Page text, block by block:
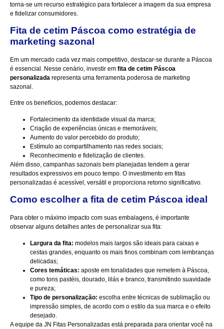
torna-se um recurso estratégico para fortalecer a imagem da sua empresa
e fidelizar consumidores.
Fita de cetim Páscoa como estratégia de
marketing sazonal
Em um mercado cada vez mais competitivo, destacar-se durante a Páscoa
é essencial. Nesse cenário, investir em fita de cetim Páscoa
personalizada representa uma ferramenta poderosa de marketing
sazonal.
Entre os benefícios, podemos destacar:
Fortalecimento da identidade visual da marca;
Criação de experiências únicas e memoráveis;
Aumento do valor percebido do produto;
Estímulo ao compartilhamento nas redes sociais;
Reconhecimento e fidelização de clientes.
Além disso, campanhas sazonais bem planejadas tendem a gerar
resultados expressivos em pouco tempo. O investimento em fitas
personalizadas é acessível, versátil e proporciona retorno significativo.
Como escolher a fita de cetim Páscoa ideal
Para obter o máximo impacto com suas embalagens, é importante
observar alguns detalhes antes de personalizar sua fita:
Largura da fita: modelos mais largos são ideais para caixas e
cestas grandes, enquanto os mais finos combinam com lembranças
delicadas;
Cores temáticas: aposte em tonalidades que remetem à Páscoa,
como tons pastéis, dourado, lilás e branco, transmitindo suavidade
e pureza;
Tipo de personalização: escolha entre técnicas de sublimação ou
impressão simples, de acordo com o estilo da sua marca e o efeito
desejado.
A equipe da JN Fitas Personalizadas está preparada para orientar você na